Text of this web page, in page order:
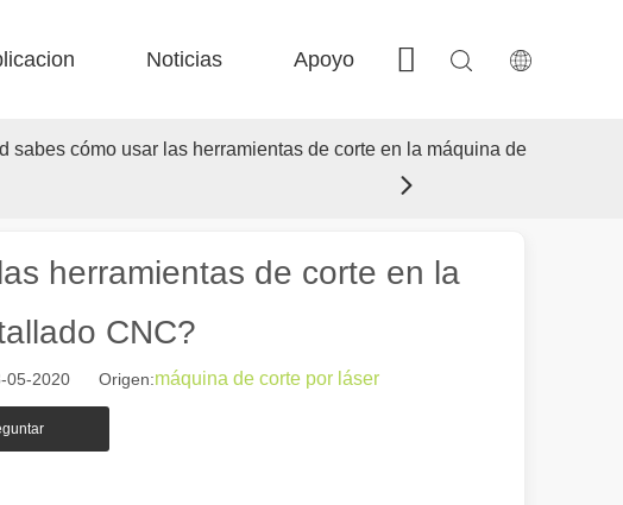
Noticias Apoyo Contáctenos
sabes cómo usar las herramientas de corte en la máquina de
y el paisaje industrial, las máquinas de marcado láser han surgido
herramientas de corte en la
CNC?
05-2020 Origen:máquina de corte por láser